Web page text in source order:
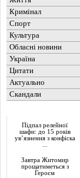
Кримінал
Спорт
Культура
Обласні новини
Україна
Цитати
Актуально
Скандали
Підпал релейної
шафи: до 15 років
ув’язнення з конфіска
Завтра Житомир
прощатиметься з
Героєм